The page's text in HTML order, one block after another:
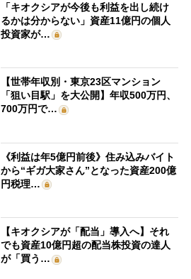
「キオクシアが今後も利益を出し続け
るかは分からない」資産11億円の個人
投資家が…
【世帯年収別・東京23区マンション
「狙い目駅」を大公開】年収500万円、
700万円で…
《利益は年5億円前後》住み込みバイト
から“ギガ大家さん”となった資産200億
円税理…
【キオクシアが「配当」導入へ】それ
でも資産10億円超の配当株投資の達人
が「買う…